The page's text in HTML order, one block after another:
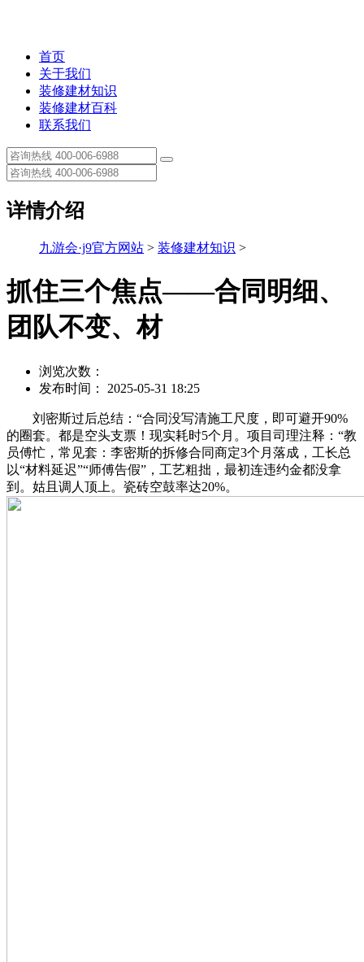
首页
关于我们
装修建材知识
装修建材百科
联系我们
详情介绍
九游会·j9官方网站 > 装修建材知识 >
抓住三个焦点——合同明细、
团队不变、材
浏览次数：
发布时间： 2025-05-31 18:25
刘密斯过后总结：“合同没写清施工尺度，即可避开90%
的圈套。都是空头支票！现实耗时5个月。项目司理注释：“教
员傅忙，常见套：李密斯的拆修合同商定3个月落成，工长总
以“材料延迟”“师傅告假”，工艺粗拙，最初连违约金都没拿
到。姑且调人顶上。瓷砖空鼓率达20%。